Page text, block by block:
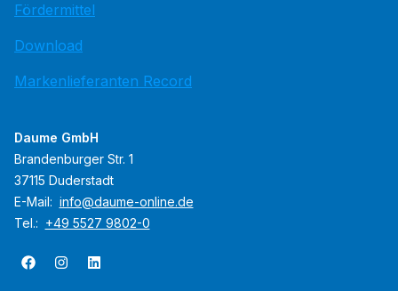
Fördermittel
Download
Markenlieferanten Record
Daume GmbH
Brandenburger Str. 1
37115 Duderstadt
E-Mail: info@daume-online.de
Tel.: +49 5527 9802-0